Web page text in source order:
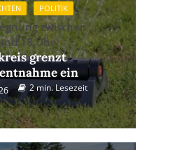
POLITIK
zwischen
18 Uhr
grenzt
ein
2 min. Lesezeit